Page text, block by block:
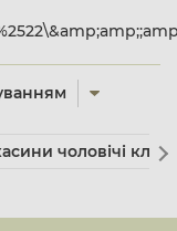
чоловічі